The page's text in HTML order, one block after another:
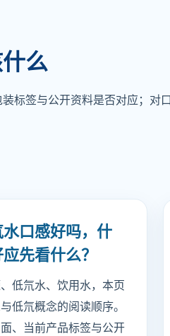
么
标签与公开资料是否对应；对
口感好吗，什
先看什么？
低氘水、饮用水，本页
低氘概念的阅读顺序。
、当前产品标签与公开